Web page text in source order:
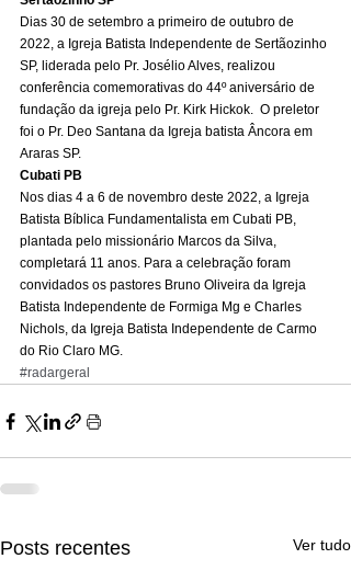
Dias 30 de setembro a primeiro de outubro de
2022, a Igreja Batista Independente de Sertãozinho
SP, liderada pelo Pr. Josélio Alves, realizou
conferência comemorativas do 44º aniversário de
fundação da igreja pelo Pr. Kirk Hickok.  O preletor
foi o Pr. Deo Santana da Igreja batista Âncora em
Araras SP.
Cubati PB
Nos dias 4 a 6 de novembro deste 2022, a Igreja
Batista Bíblica Fundamentalista em Cubati PB,
plantada pelo missionário Marcos da Silva,
completará 11 anos. Para a celebração foram
convidados os pastores Bruno Oliveira da Igreja
Batista Independente de Formiga Mg e Charles
Nichols, da Igreja Batista Independente de Carmo
do Rio Claro MG.
#radargeral
Posts recentes Ver tudo